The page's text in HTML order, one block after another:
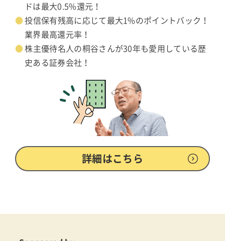
ドは最大0.5%還元！
投信保有残高に応じて最大1%のポイントバック！
業界最高還元率！
株主優待名人の桐谷さんが30年も愛用している歴
史ある証券会社！
詳細はこちら